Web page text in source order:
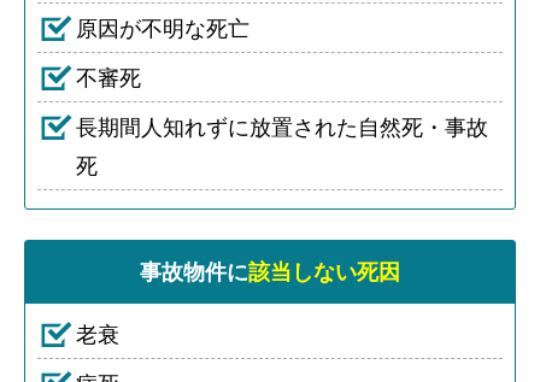
原因が不明な死亡
不審死
長期間人知れずに放置された自然死・事故
死
事故物件に該当しない死因
老衰